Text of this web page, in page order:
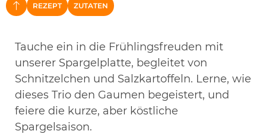
NACH OBEN
REZEPT ZUTATEN
Tauche ein in die Frühlingsfreuden mit
unserer Spargelplatte, begleitet von
Schnitzelchen und Salzkartoffeln. Lerne, wie
dieses Trio den Gaumen begeistert, und
feiere die kurze, aber köstliche
Spargelsaison.